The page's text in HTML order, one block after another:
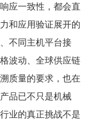
应一致性，都会直
和应用验证展开的
不同主机平台接
波动、全球供应链
质量的要求，也在
品已不只是机械
业的真正挑战不是